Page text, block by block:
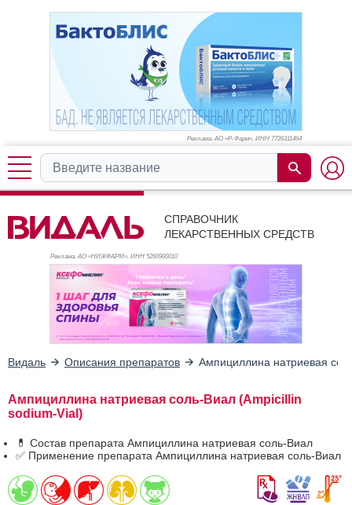
Реклама. АО «Р-Фарм», ИНН 7726311464
СПРАВОЧНИК
ЛЕКАРСТВЕННЫХ СРЕДСТВ
Реклама. АО «НИЖФАРМ», ИНН 5260900010
Видаль Описания препаратов Ампициллина натриевая
Ампициллина натриевая соль-Виал (Ampicillin
sodium-Vial)
💊 Состав препарата Ампициллина натриевая соль-Виал
✅ Применение препарата Ампициллина натриевая соль-Виал